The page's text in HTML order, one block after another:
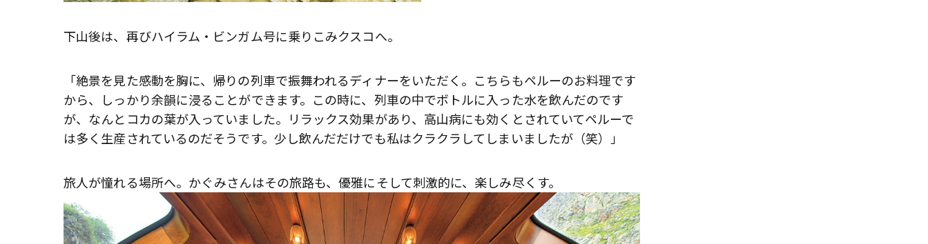
下山後は、再びハイラム・ビンガム号に乗りこみクスコへ。
「絶景を見た感動を胸に、帰りの列車で振舞われるディナーをいただく。こちらもペルーのお料理です
から、しっかり余韻に浸ることができます。この時に、列車の中でボトルに入った水を飲んだのです
が、なんとコカの葉が入っていました。リラックス効果があり、高山病にも効くとされていてペルーで
は多く生産されているのだそうです。少し飲んだだけでも私はクラクラしてしまいましたが（笑）」
旅人が憧れる場所へ。かぐみさんはその旅路も、優雅にそして刺激的に、楽しみ尽くす。